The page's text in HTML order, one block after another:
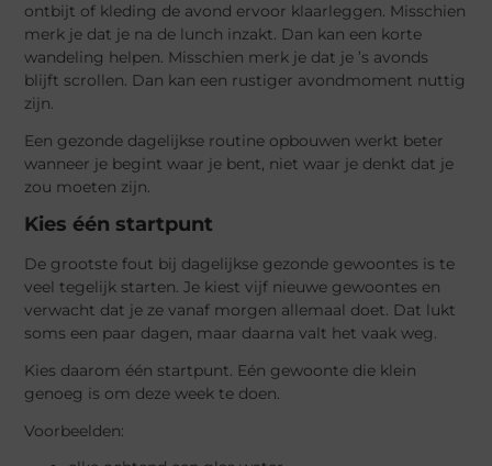
ontbijt of kleding de avond ervoor klaarleggen. Misschien
merk je dat je na de lunch inzakt. Dan kan een korte
wandeling helpen. Misschien merk je dat je ’s avonds
blijft scrollen. Dan kan een rustiger avondmoment nuttig
zijn.
Een gezonde dagelijkse routine opbouwen werkt beter
wanneer je begint waar je bent, niet waar je denkt dat je
zou moeten zijn.
Kies één startpunt
De grootste fout bij dagelijkse gezonde gewoontes is te
veel tegelijk starten. Je kiest vijf nieuwe gewoontes en
verwacht dat je ze vanaf morgen allemaal doet. Dat lukt
soms een paar dagen, maar daarna valt het vaak weg.
Kies daarom één startpunt. Eén gewoonte die klein
genoeg is om deze week te doen.
Voorbeelden: